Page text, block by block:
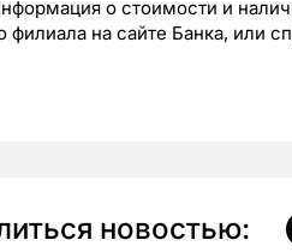
о стоимости и
филиала на сайте Банка, или
новостью: